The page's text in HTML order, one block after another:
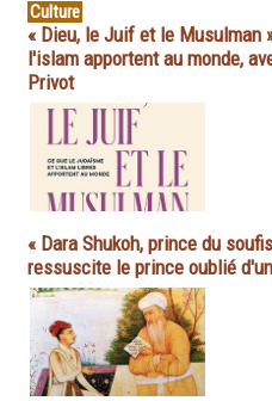
Culture
« Dieu, le Juif et le Musulman
l'islam apportent au monde,
Privot
« Dara Shukoh, prince du
ressuscite le prince oublié